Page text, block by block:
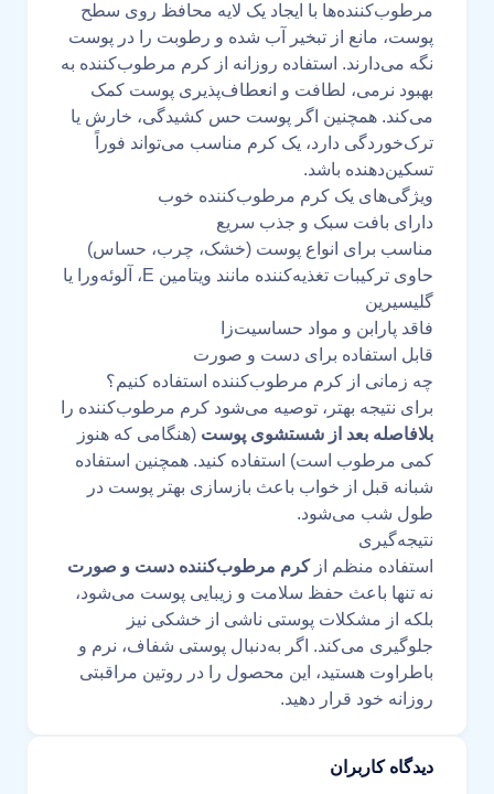
مرطوب‌کننده‌ها با ایجاد یک لایه محافظ روی سطح
پوست، مانع از تبخیر آب شده و رطوبت را در پوست
نگه می‌دارند. استفاده روزانه از کرم مرطوب‌کننده به
بهبود نرمی، لطافت و انعطاف‌پذیری پوست کمک
می‌کند. همچنین اگر پوست حس کشیدگی، خارش یا
ترک‌خوردگی دارد، یک کرم مناسب می‌تواند فوراً
تسکین‌دهنده باشد.
ویژگی‌های یک کرم مرطوب‌کننده خوب
دارای بافت سبک و جذب سریع
مناسب برای انواع پوست (خشک، چرب، حساس)
حاوی ترکیبات تغذیه‌کننده مانند ویتامین E، آلوئه‌ورا یا
گلیسیرین
فاقد پارابن و مواد حساسیت‌زا
قابل استفاده برای دست و صورت
چه زمانی از کرم مرطوب‌کننده استفاده کنیم؟
برای نتیجه بهتر، توصیه می‌شود کرم مرطوب‌کننده را
بلافاصله بعد از شستشوی پوست (هنگامی که هنوز
کمی مرطوب است) استفاده کنید. همچنین استفاده
شبانه قبل از خواب باعث بازسازی بهتر پوست در
طول شب می‌شود.
نتیجه‌گیری
استفاده منظم ازکرم مرطوب‌کننده دست و صورت
نه تنها باعث حفظ سلامت و زیبایی پوست می‌شود،
بلکه از مشکلات پوستی ناشی از خشکی نیز
جلوگیری می‌کند. اگر به‌دنبال پوستی شفاف، نرم و
باطراوت هستید، این محصول را در روتین مراقبتی
روزانه خود قرار دهید.
دیدگاه کاربران